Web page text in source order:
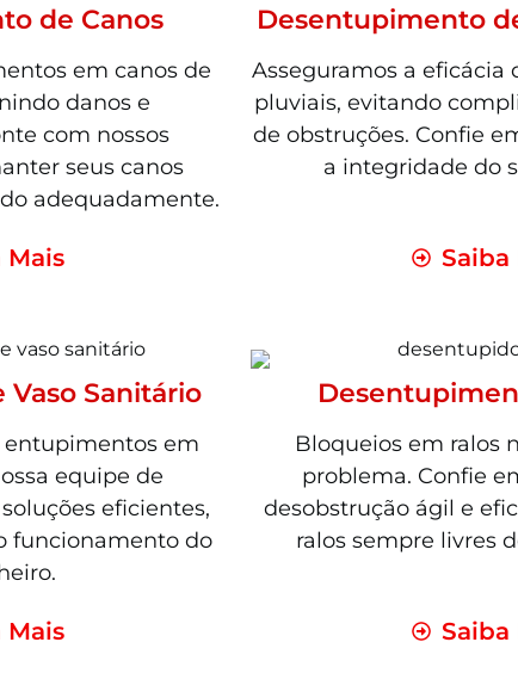
de Canos
em canos de
danos e
com nossos
seus canos
adequadamente.
Mais
Desentupimento
Asseguramos a eficácia
pluviais, evitando
de obstruções. Confie
a integridade do
Saiba
Sanitário
em
equipe de
eficientes,
funcionamento do
Mais
Bloqueios em ralos
problema. Confie
desobstrução ágil e
ralos sempre livres
Saiba